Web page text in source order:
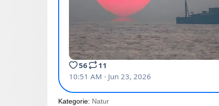
Kategorie: Natur